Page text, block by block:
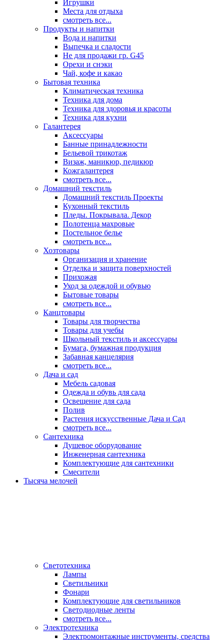
Игрушки
Места для отдыха
смотреть все...
Продукты и напитки
Вода и напитки
Выпечка и сладости
Не для продажи гр. G45
Орехи и снэки
Чай, кофе и какао
Бытовая техника
Климатическая техника
Техника для дома
Техника для здоровья и красоты
Техника для кухни
Галантерея
Аксессуары
Банные принадлежности
Бельевой трикотаж
Визаж, маникюр, педикюр
Кожгалантерея
смотреть все...
Домашний текстиль
Домашний текстиль Проекты
Кухонный текстиль
Пледы. Покрывала. Декор
Полотенца махровые
Постельное белье
смотреть все...
Хозтовары
Организация и хранение
Отделка и защита поверхностей
Прихожая
Уход за одеждой и обувью
Бытовые товары
смотреть все...
Канцтовары
Товары для творчества
Товары для учебы
Школьный текстиль и аксессуары
Бумага, бумажная продукция
Забавная канцелярия
смотреть все...
Дача и сад
Мебель садовая
Одежда и обувь для сада
Освещение для сада
Полив
Растения искусственные Дача и Сад
смотреть все...
Сантехника
Душевое оборудование
Инженерная сантехника
Комплектующие для сантехники
Смесители
Тысяча мелочей
Светотехника
Лампы
Светильники
Фонари
Комплектующие для светильников
Светодиодные ленты
смотреть все...
Электротехника
Электромонтажные инструменты, средства